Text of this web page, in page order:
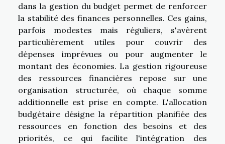
dans la gestion du budget permet de renforcer
la stabilité des finances personnelles. Ces gains,
parfois modestes mais réguliers, s'avèrent
particulièrement utiles pour couvrir des
dépenses imprévues ou pour augmenter le
montant des économies. La gestion rigoureuse
des ressources financières repose sur une
organisation structurée, où chaque somme
additionnelle est prise en compte. L'allocation
budgétaire désigne la répartition planifiée des
ressources en fonction des besoins et des
priorités, ce qui facilite l'intégration des